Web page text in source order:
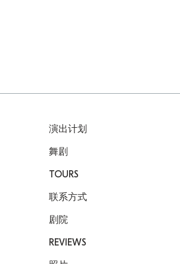
演出计划
舞剧
TOURS
联系方式
剧院
REVIEWS